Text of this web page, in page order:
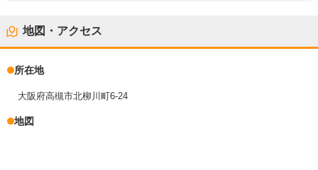
地図・アクセス
所在地
大阪府高槻市北柳川町6-24
地図